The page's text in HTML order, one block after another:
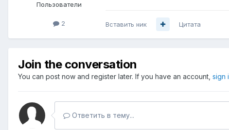
Пользователи
2 Вставить ник Цитата
Join the conversation
You can post now and register later. If you have an account, sign
Ответить в тему...